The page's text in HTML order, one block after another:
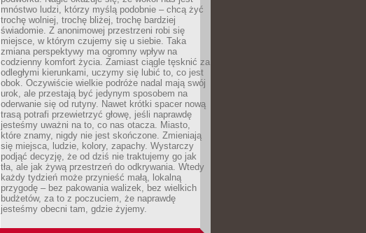
mnóstwo ludzi, którzy myślą podobnie – chcą żyć
trochę wolniej, trochę bliżej, trochę bardziej
świadomie. Z anonimowej przestrzeni robi się
miejsce, w którym czujemy się u siebie. Taka
zmiana perspektywy ma ogromny wpływ na
codzienny komfort życia. Zamiast ciągle tęsknić za
odległymi kierunkami, uczymy się lubić to, co jest
obok. Oczywiście wielkie podróże nadal mają swój
urok, ale przestają być jedynym sposobem na
oderwanie się od rutyny. Nawet krótki spacer nową
trasą potrafi przewietrzyć głowę, jeśli naprawdę
jesteśmy uważni na to, co nas otacza. Miasto,
które znamy, nigdy nie jest skończone. Zmieniają
się miejsca, ludzie, kolory, zapachy. Wystarczy
podjąć decyzję, że od dziś nie traktujemy go jak
tła, ale jak żywą przestrzeń do odkrywania. Wtedy
każdy tydzień może przynieść małą, lokalną
przygodę – bez pakowania walizek, bez wielkich
budżetów, za to z poczuciem, że naprawdę
jesteśmy obecni tam, gdzie żyjemy.